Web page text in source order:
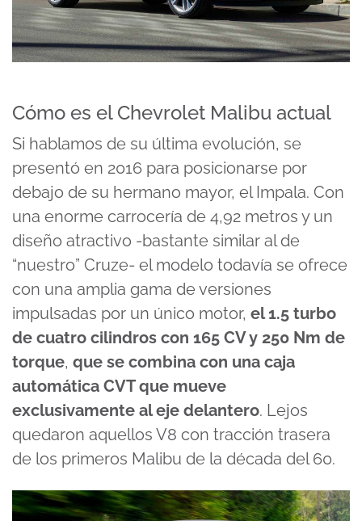
Cómo es el Chevrolet Malibu actual
Si hablamos de su última evolución, se
presentó en 2016 para posicionarse por
debajo de su hermano mayor, el Impala. Con
una enorme carrocería de 4,92 metros y un
diseño atractivo -bastante similar al de
“nuestro” Cruze- el modelo todavía se ofrece
con una amplia gama de versiones
impulsadas por un único motor, el 1.5 turbo
de cuatro cilindros con 165 CV y 250 Nm de
torque, que se combina con una caja
automática CVT que mueve
exclusivamente al eje delantero. Lejos
quedaron aquellos V8 con tracción trasera
de los primeros Malibu de la década del 60.